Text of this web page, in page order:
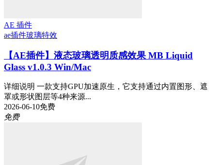
AE 插件
ae插件玻璃特效
【AE插件】液态玻璃透明质感效果 MB Liquid
Glass v1.0.3 Win/Mac
详细说明 一款支持GPU加速原生，它支持通过内置图形、遮
罩或形状图层等4种来源...
2026-06-10免费
免费